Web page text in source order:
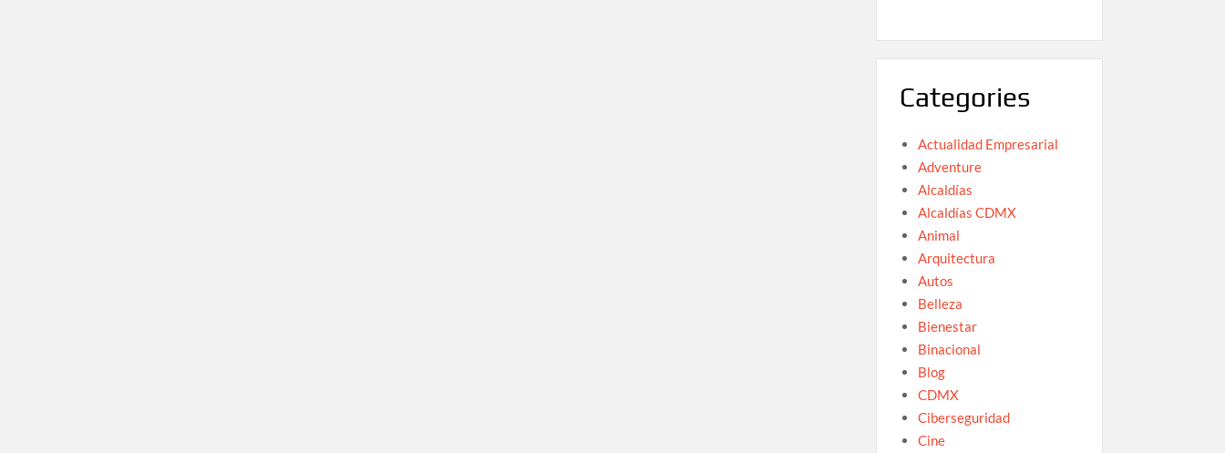
Categories
Actualidad Empresarial
Adventure
Alcaldías
Alcaldías CDMX
Animal
Arquitectura
Autos
Belleza
Bienestar
Binacional
Blog
CDMX
Ciberseguridad
Cine